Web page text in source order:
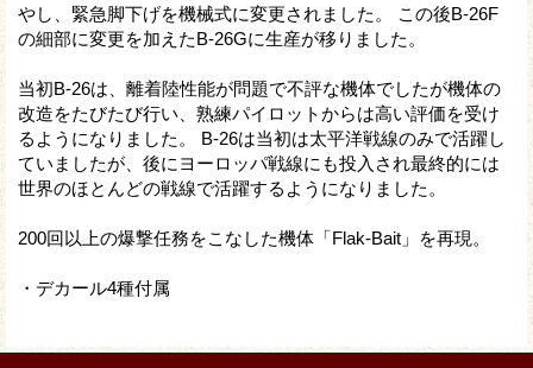
やし、緊急脚下げを機械式に変更されました。 この後B-26F
の細部に変更を加えたB-26Gに生産が移りました。
当初B-26は、離着陸性能が問題で不評な機体でしたが機体の
改造をたびたび行い、熟練パイロットからは高い評価を受け
るようになりました。 B-26は当初は太平洋戦線のみで活躍し
ていましたが、後にヨーロッパ戦線にも投入され最終的には
世界のほとんどの戦線で活躍するようになりました。
200回以上の爆撃任務をこなした機体「Flak-Bait」を再現。
・デカール4種付属